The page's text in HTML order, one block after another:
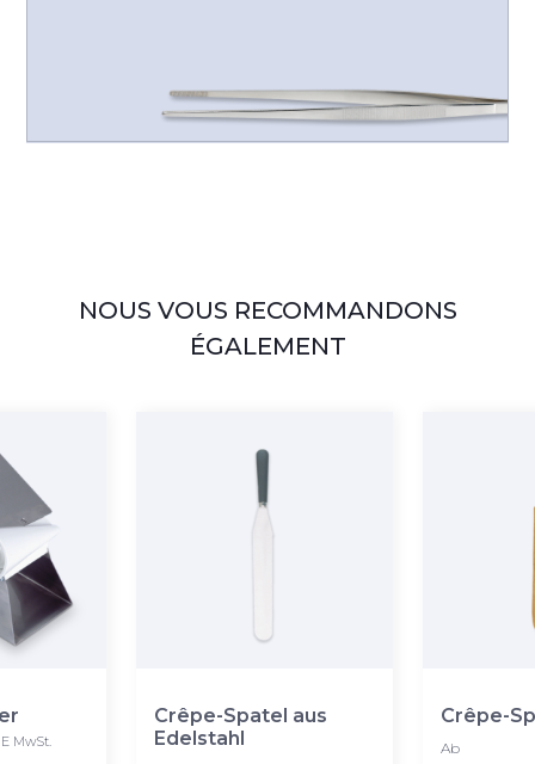
NOUS VOUS RECOMMANDONS
ÉGALEMENT
MwSt.
Crêpe-Spatel aus
Edelstahl
Crêpe-
Ab